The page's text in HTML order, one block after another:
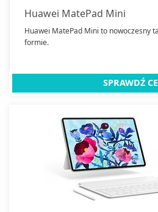
Zamknij
Huawei MatePad Mini
Huawei MatePad Mini to nowoczesny
formie.
SPRAWDŹ